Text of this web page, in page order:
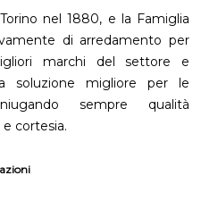
nel 1880, e la Famiglia
di arredamento per
marchi del settore e
soluzione migliore per le
sempre qualità
cortesia.